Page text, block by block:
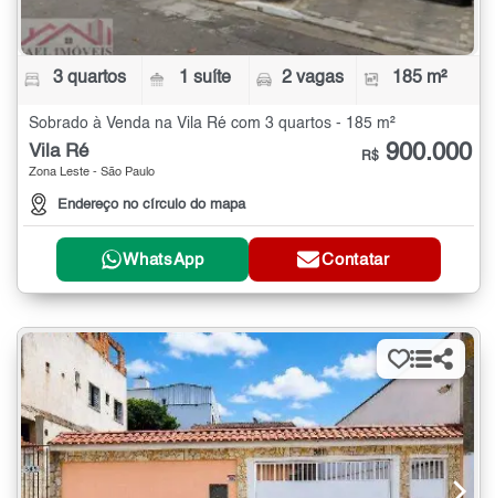
3 quartos 1 suíte 2 vagas 185 m²
Sobrado à Venda na Vila Ré com 3 quartos - 185 m²
Vila Ré
Zona Leste - São Paulo
Endereço no círculo do mapa
R$ 900.000
WhatsApp Contatar